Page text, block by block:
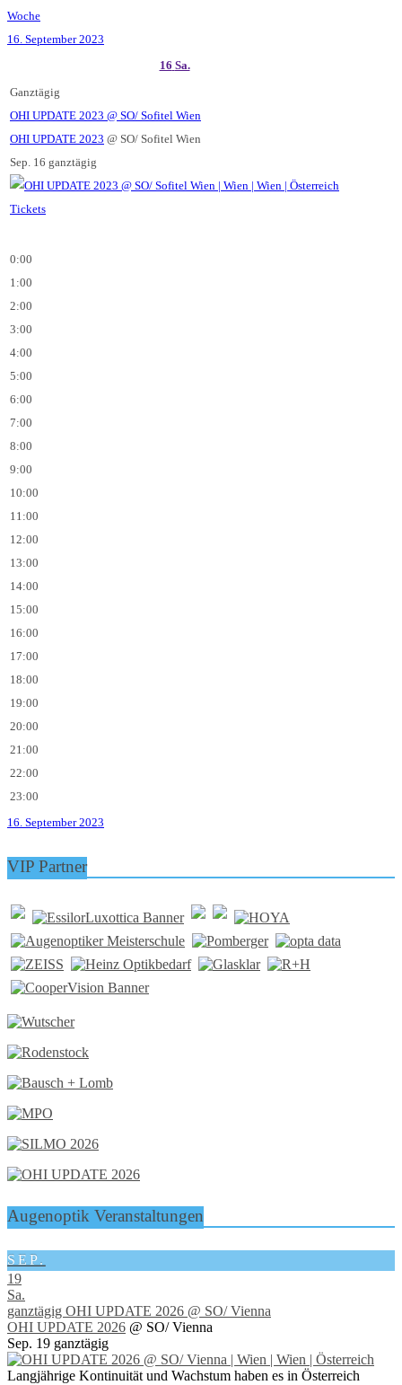
Woche
16. September 2023
16 Sa.
Ganztägig
OHI UPDATE 2023 @ SO/ Sofitel Wien
OHI UPDATE 2023 @ SO/ Sofitel Wien
Sep. 16 ganztägig
Tickets
0:00
1:00
2:00
3:00
4:00
5:00
6:00
7:00
8:00
9:00
10:00
11:00
12:00
13:00
14:00
15:00
16:00
17:00
18:00
19:00
20:00
21:00
22:00
23:00
16. September 2023
VIP Partner
Augenoptik Veranstaltungen
SEP.
19
Sa.
ganztägig OHI UPDATE 2026 @ SO/ Vienna
OHI UPDATE 2026 @ SO/ Vienna
Sep. 19 ganztägig
Langjährige Kontinuität und Wachstum haben es in Österreich